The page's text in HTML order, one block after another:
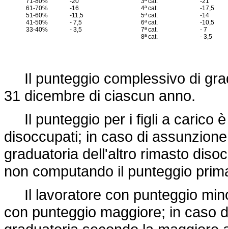
61-70%
-16 4ª cat.
-17,5
51-60%
-11,5 5ª cat.
-14
41-50%
- 7,5 6ª cat.
-10,5
33-40%
- 3,5 7ª cat.
- 7
8ª cat.
- 3,5
Il punteggio complessivo di
31 dicembre di ciascun anno.
Il punteggio per i figli a carico è
disoccupati; in caso di
graduatoria dell'altro rimasto
non computando il punteggio
Il lavoratore con punteggio
con punteggio maggiore; in caso